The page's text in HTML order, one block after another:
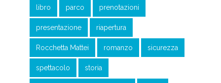
libro parco prenotazioni
presentazione riapertura
Rocchetta Mattei romanzo sicurezza
spettacolo storia